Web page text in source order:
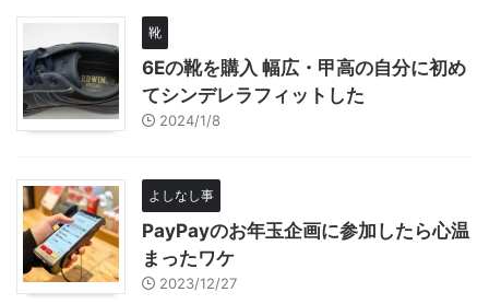
靴
6Eの靴を購入 幅広・甲高の自分に初め
てシンデレラフィットした
2024/1/8
よしなし事
PayPayのお年玉企画に参加したら心温
まったワケ
2023/12/27